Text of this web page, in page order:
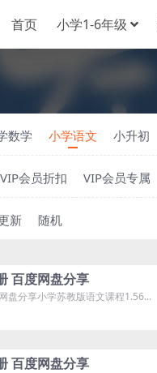
首页 小学1-6年级
数学 小学语文 小升初
VIP会员折扣 VIP会员专属
新 随机
百度网盘分享
分享小学苏教版语文课程1.56...
百度网盘分享